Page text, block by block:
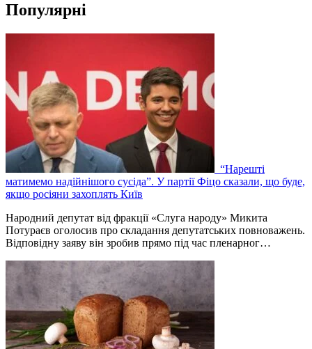
Популярні
“Нарешті
матимемо надійнішого сусіда”. У партії Фіцо сказали, що буде,
якщо росіяни захоплять Київ
Народний депутат від фракції «Слуга народу» Микита
Потураєв оголосив про складання депутатських повноважень.
Відповідну заяву він зробив прямо під час пленарног…